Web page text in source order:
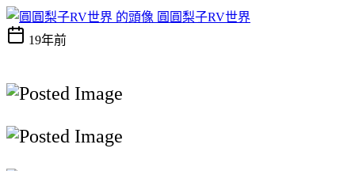
圓圓梨子RV世界
19年前